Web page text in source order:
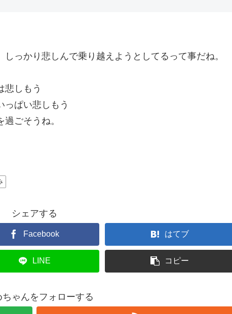
っかり悲しんで乗り越えようとしてるって事だね。
悲しもう
っぱい悲しもう
ごそうね。
シェアする
Facebook はてブ
LINE コピー
ちゃんをフォローする